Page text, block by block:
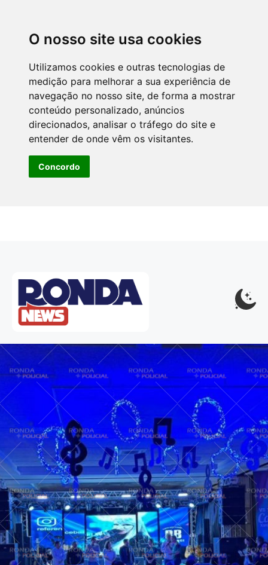
O nosso site usa cookies
Utilizamos cookies e outras tecnologias de
medição para melhorar a sua experiência de
navegação no nosso site, de forma a mostrar
conteúdo personalizado, anúncios
direcionados, analisar o tráfego do site e
entender de onde vêm os visitantes.
Concordo